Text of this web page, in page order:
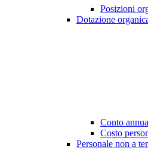
Posizioni
Dotazione
Conto
Costo
Personale non a